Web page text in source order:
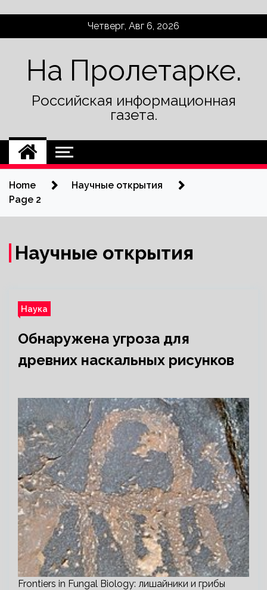
Четверг, Авг 6, 2026
На Пролетарке.
Российская информационная
газета.
Home
Научные открытия
Page 2
Научные открытия
Наука
Обнаружена угроза для
древних наскальных рисунков
Frontiers in Fungal Biology: лишайники и грибы